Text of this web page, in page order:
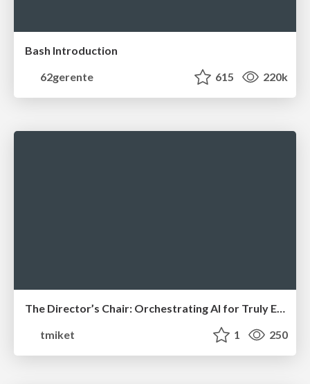
Bash Introduction
62gerente
615 220k
The Director’s Chair: Orchestrating AI for Truly Effective Learning
tmiket
1 250